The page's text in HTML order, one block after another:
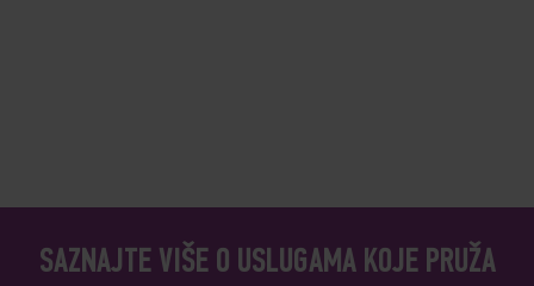
SAZNAJTE VIŠE O USLUGAMA KOJE PRUŽA